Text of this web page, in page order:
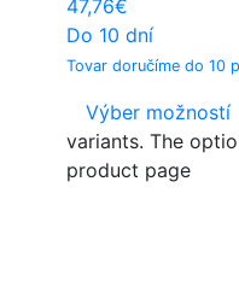
47,76€
Do 10 dní
Tovar doručíme do 10
Výber možností
variants. The
product page